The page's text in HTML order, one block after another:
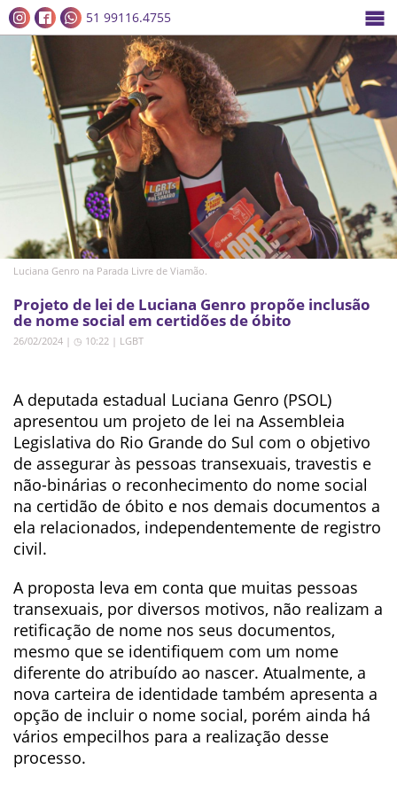
51 99116.4755
Luciana Genro na Parada Livre de Viamão.
Projeto de lei de Luciana Genro propõe inclusão
de nome social em certidões de óbito
26/02/2024 | ◷ 10:22 | LGBT
A deputada estadual Luciana Genro (PSOL)
apresentou um projeto de lei na Assembleia
Legislativa do Rio Grande do Sul com o objetivo
de assegurar às pessoas transexuais, travestis e
não-binárias o reconhecimento do nome social
na certidão de óbito e nos demais documentos a
ela relacionados, independentemente de registro
civil.
A proposta leva em conta que muitas pessoas
transexuais, por diversos motivos, não realizam a
retificação de nome nos seus documentos,
mesmo que se identifiquem com um nome
diferente do atribuído ao nascer. Atualmente, a
nova carteira de identidade também apresenta a
opção de incluir o nome social, porém ainda há
vários empecilhos para a realização desse
processo.